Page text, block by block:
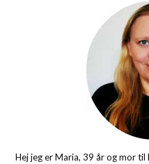
Hej jeg er Maria, 39 år og mor